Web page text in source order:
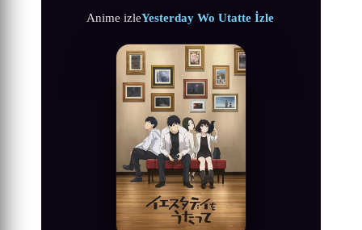
Anime izleYesterday Wo Utatte İzle